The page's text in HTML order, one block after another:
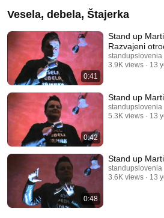
Vesela, debela, Štajerka
0:41
Stand up
Razvajeni
standupslovenia
3.9K views
13
0:42
Stand up
standupslovenia
5.3K views
13
0:48
Stand up
standupslovenia
3.6K views
13